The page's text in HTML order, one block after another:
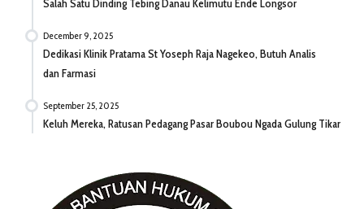
December 9, 2025
Dedikasi Klinik Pratama St Yoseph Raja Nagekeo, Butuh Analis
dan Farmasi
September 25, 2025
Keluh Mereka, Ratusan Pedagang Pasar Boubou Ngada Gulung Tikar